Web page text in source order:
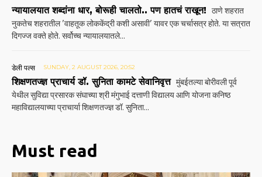
न्यायालयात शब्दांना धार, बोरूही चालतो.. पण हातचं राखून! ठाणे शहरात
नुकतेच शहरातील 'वाहतूक लोककेंद्री कशी असावी' यावर एक चर्चासत्र होते. या सत्रात
दिगज्ज वक्ते होते. सर्वोच्च न्यायालयातले...
डेली पल्स SUNDAY, 2 AUGUST 2026, 20:52
शिक्षणतज्ज्ञ प्राचार्य डॉ. सुनिता कामटे सेवानिवृत्त मुंबईतल्या बोरीवली पूर्व
येथील सुविद्या प्रसारक संघाच्या श्री मंगुभाई दत्ताणी विद्यालय आणि योजना कनिष्ठ
महाविद्यालयाच्या प्राचार्या शिक्षणतज्ज्ञ डॉ. सुनिता...
Must read